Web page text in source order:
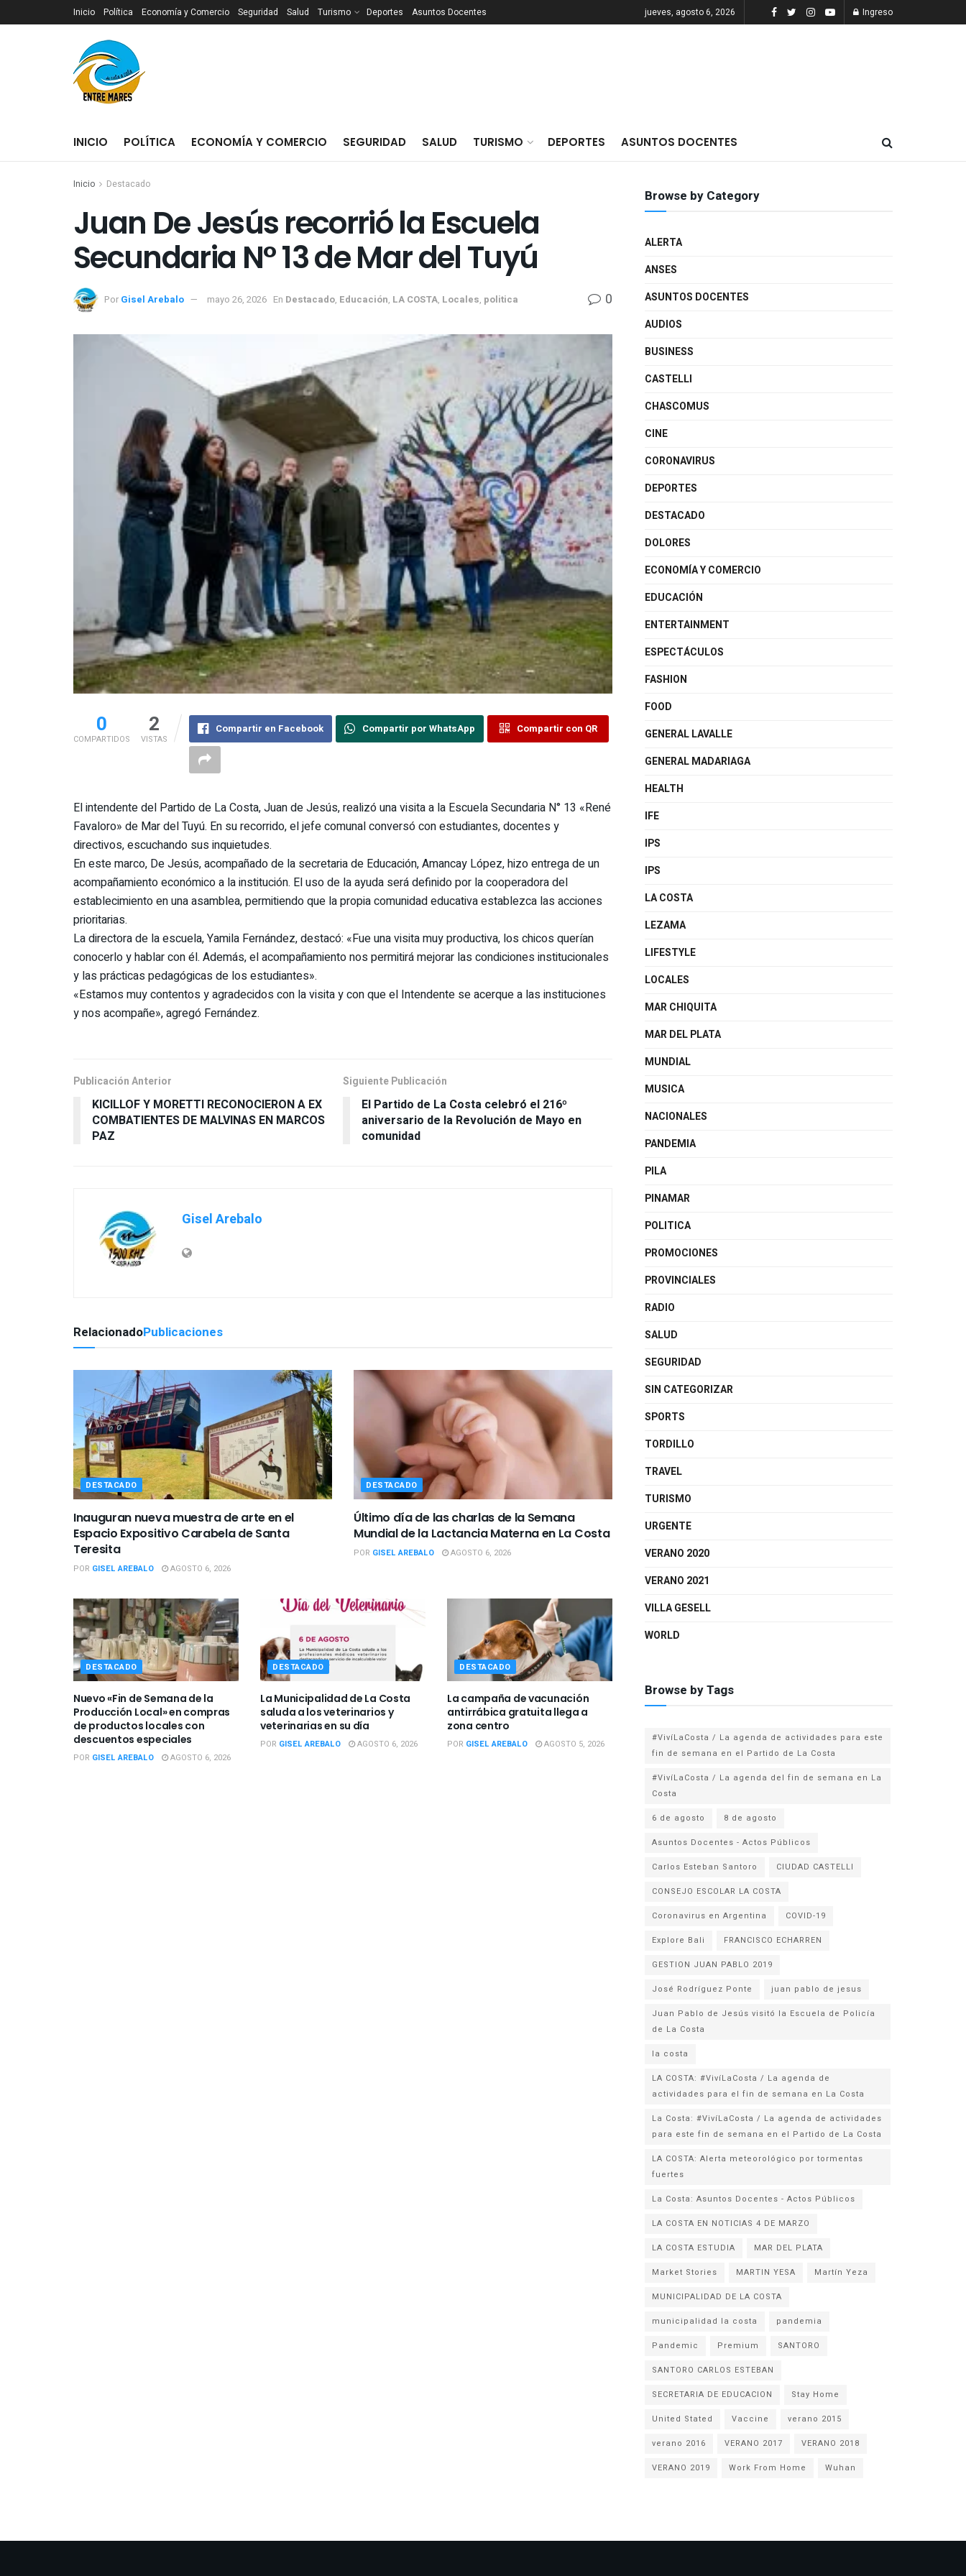
Inicio Política Economía y Comercio Seguridad Salud Turismo Deportes Asuntos Docentes jueves, agosto 6, 2026 Ingreso
INICIO POLÍTICA ECONOMÍA Y COMERCIO SEGURIDAD SALUD TURISMO DEPORTES ASUNTOS DOCENTES
Inicio Destacado
Juan De Jesús recorrió la Escuela
Secundaria N° 13 de Mar del Tuyú
Por Gisel Arebalo mayo 26, 2026 En Destacado, Educación, LA COSTA, Locales, politica 0
0
COMPARTIDOS
2
VISTAS
Compartir en Facebook Compartir por WhatsApp Compartir con QR
El intendente del Partido de La Costa, Juan de Jesús, realizó una visita a la Escuela Secundaria N° 13 «René
Favaloro» de Mar del Tuyú. En su recorrido, el jefe comunal conversó con estudiantes, docentes y
directivos, escuchando sus inquietudes.
En este marco, De Jesús, acompañado de la secretaria de Educación, Amancay López, hizo entrega de un
acompañamiento económico a la institución. El uso de la ayuda será definido por la cooperadora del
establecimiento en una asamblea, permitiendo que la propia comunidad educativa establezca las acciones
prioritarias.
La directora de la escuela, Yamila Fernández, destacó: «Fue una visita muy productiva, los chicos querían
conocerlo y hablar con él. Además, el acompañamiento nos permitirá mejorar las condiciones institucionales
y las prácticas pedagógicas de los estudiantes».
«Estamos muy contentos y agradecidos con la visita y con que el Intendente se acerque a las instituciones
y nos acompañe», agregó Fernández.
Publicación Anterior
KICILLOF Y MORETTI RECONOCIERON A EX
COMBATIENTES DE MALVINAS EN MARCOS
PAZ
Siguiente Publicación
El Partido de La Costa celebró el 216º
aniversario de la Revolución de Mayo en
comunidad
Gisel Arebalo
RelacionadoPublicaciones
DESTACADO
Inauguran nueva muestra de arte en el
Espacio Expositivo Carabela de Santa
Teresita
POR GISEL AREBALO AGOSTO 6, 2026
DESTACADO
Último día de las charlas de la Semana
Mundial de la Lactancia Materna en La Costa
POR GISEL AREBALO AGOSTO 6, 2026
DESTACADO
Nuevo «Fin de Semana de la
Producción Local» en compras
de productos locales con
descuentos especiales
POR GISEL AREBALO AGOSTO 6, 2026
DESTACADO
La Municipalidad de La Costa
saluda a los veterinarios y
veterinarias en su día
POR GISEL AREBALO AGOSTO 6, 2026
DESTACADO
La campaña de vacunación
antirrábica gratuita llega a
zona centro
POR GISEL AREBALO AGOSTO 5, 2026
Browse by Category
ALERTA
ANSES
ASUNTOS DOCENTES
AUDIOS
BUSINESS
CASTELLI
CHASCOMUS
CINE
CORONAVIRUS
DEPORTES
DESTACADO
DOLORES
ECONOMÍA Y COMERCIO
EDUCACIÓN
ENTERTAINMENT
ESPECTÁCULOS
FASHION
FOOD
GENERAL LAVALLE
GENERAL MADARIAGA
HEALTH
IFE
IPS
IPS
LA COSTA
LEZAMA
LIFESTYLE
LOCALES
MAR CHIQUITA
MAR DEL PLATA
MUNDIAL
MUSICA
NACIONALES
PANDEMIA
PILA
PINAMAR
POLITICA
PROMOCIONES
PROVINCIALES
RADIO
SALUD
SEGURIDAD
SIN CATEGORIZAR
SPORTS
TORDILLO
TRAVEL
TURISMO
URGENTE
VERANO 2020
VERANO 2021
VILLA GESELL
WORLD
Browse by Tags
#VivíLaCosta / La agenda de actividades para este
fin de semana en el Partido de La Costa
#VivíLaCosta / La agenda del fin de semana en La
Costa
6 de agosto
8 de agosto
Asuntos Docentes - Actos Públicos
Carlos Esteban Santoro
CIUDAD CASTELLI
CONSEJO ESCOLAR LA COSTA
Coronavirus en Argentina
COVID-19
Explore Bali
FRANCISCO ECHARREN
GESTION JUAN PABLO 2019
José Rodríguez Ponte
juan pablo de jesus
Juan Pablo de Jesús visitó la Escuela de Policía
la costa
LA COSTA: #VivíLaCosta / La agenda de
actividades para el fin de semana en La Costa
La Costa: #VivíLaCosta / La agenda de actividades
para este fin de semana en el Partido de La Costa
LA COSTA: Alerta meteorológico por tormentas
fuertes
La Costa: Asuntos Docentes - Actos Públicos
LA COSTA EN NOTICIAS 4 DE MARZO
LA COSTA ESTUDIA
MAR DEL PLATA
Market Stories
MARTIN YESA
Martín Yeza
MUNICIPALIDAD DE LA COSTA
municipalidad la costa
pandemia
Pandemic
Premium
SANTORO
SANTORO CARLOS ESTEBAN
SECRETARIA DE EDUCACION
Stay Home
United Stated
Vaccine
verano 2015
verano 2016
VERANO 2017
VERANO 2018
VERANO 2019
Work From Home Wuhan